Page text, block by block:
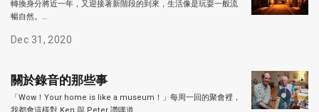
轉換身分將近一年，又迎接著新階段的到來，生活像是玩耍一般流
暢自然。…
Dec 31, 2020
關於錄音的那些事
「Wow！Your home is like a museum！」每周一回的聚會裡，